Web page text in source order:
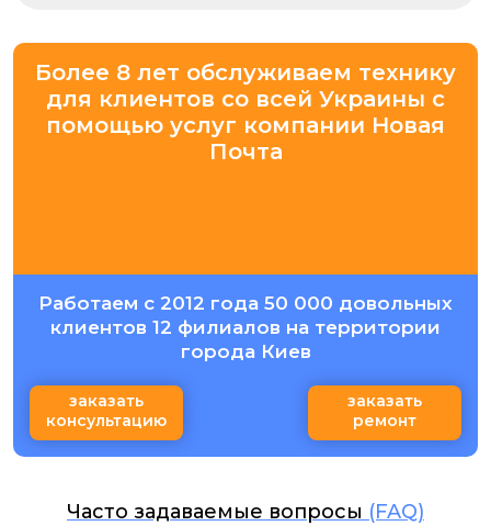
Более 8 лет обслуживаем технику
для клиентов со всей Украины с
помощью услуг компании Новая
Почта
Работаем с 2012 года 50 000 довольных
клиентов 12 филиалов на территории
города Киев
заказать
консультацию
заказать
ремонт
Часто задаваемые вопросы (FAQ)